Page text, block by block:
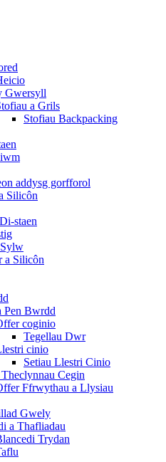
Gwersyll
a Grils
Stofiau Backpacking
addysg gorfforol
Silicôn
staen
a Silicôn
Pen Bwrdd
coginio
Tegellau Dwr
cinio
Setiau Llestri Cinio
Cegin
Ffrwythau a Llysiau
Gwely
a Thafliadau
Trydan